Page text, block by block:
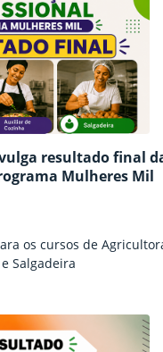
resultado final
Mulheres Mil
os cursos de
Salgadeira